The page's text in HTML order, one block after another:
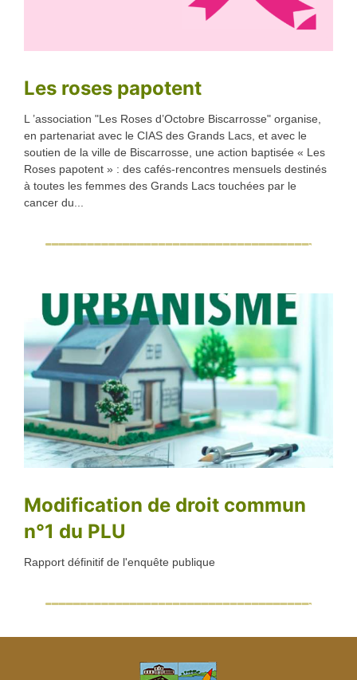
Les roses papotent
L ’association "Les Roses d’Octobre Biscarrosse" organise,
en partenariat avec le CIAS des Grands Lacs, et avec le
soutien de la ville de Biscarrosse, une action baptisée « Les
Roses papotent » : des cafés-rencontres mensuels destinés
à toutes les femmes des Grands Lacs touchées par le
cancer du...
Modification de droit commun
n°1 du PLU
Rapport définitif de l'enquête publique